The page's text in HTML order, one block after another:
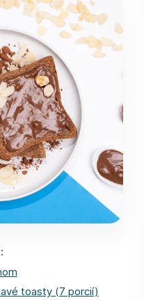
toasty (7 porcií)